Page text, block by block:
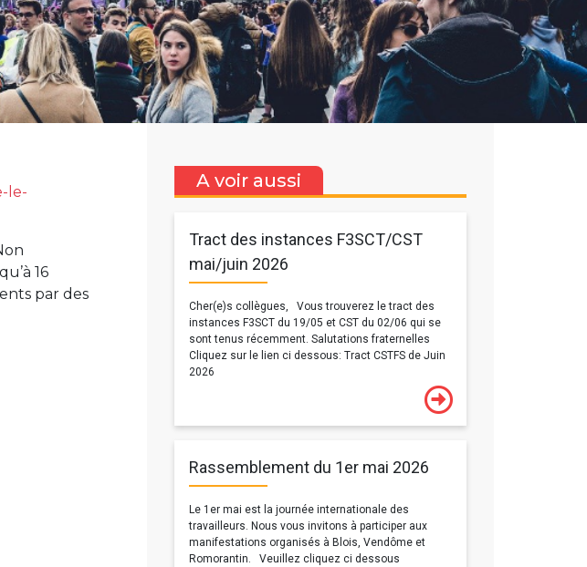
le-
16
par des
A voir aussi
Tract des instances F3SCT/CST
mai/juin 2026
Cher(e)s collègues, Vous trouverez le tract des
instances F3SCT du 19/05 et CST du 02/06 qui se
sont tenus récemment. Salutations fraternelles
Cliquez sur le lien ci dessous: Tract CSTFS de Juin
2026
Rassemblement du 1er mai 2026
Le 1er mai est la journée internationale des
travailleurs. Nous vous invitons à participer aux
manifestations organisés à Blois, Vendôme et
Romorantin. Veuillez cliquez ci dessous